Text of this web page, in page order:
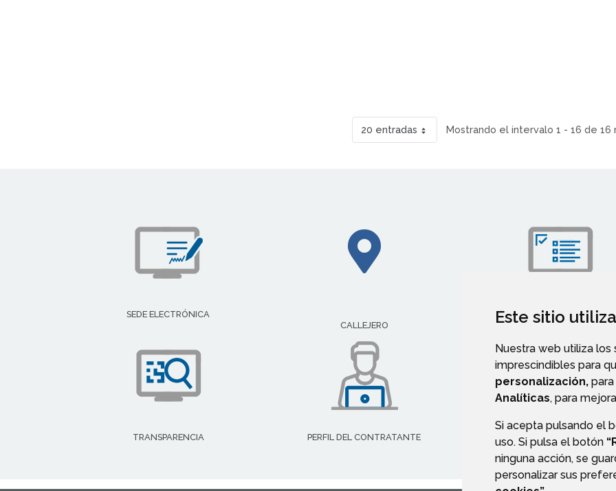
Este sitio
Nuestra web utiliza los
imprescindibles para
personalización,
Analíticas, para
Si acepta pulsando el
uso. Si pulsa el botón
ninguna acción, se
personalizar sus
20 entradas Mostrando el intervalo 1 - 16 de 16
SEDE ELECTRÓNICA
CALLEJERO
IMPRESOS E INSTANCIAS
TRANSPARENCIA PERFIL DEL CONTRATANTE